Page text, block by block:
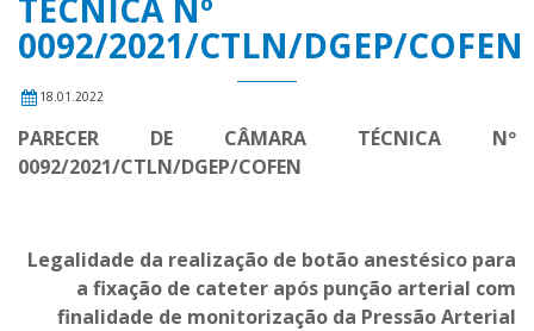
TÉCNICA Nº
0092/2021/CTLN/DGEP/COFEN
18.01.2022
PARECER DE CÂMARA TÉCNICA Nº
0092/2021/CTLN/DGEP/COFEN
Legalidade da realização de botão anestésico para
a fixação de cateter após punção arterial com
finalidade de monitorização da Pressão Arterial